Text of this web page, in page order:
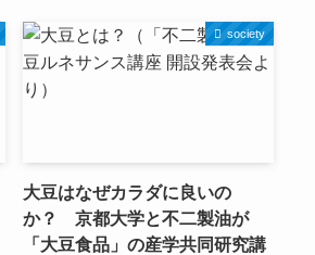
society
大豆はなぜカラダに良いの
か？ 京都大学と不二製油が
「大豆食品」の産学共同研究講